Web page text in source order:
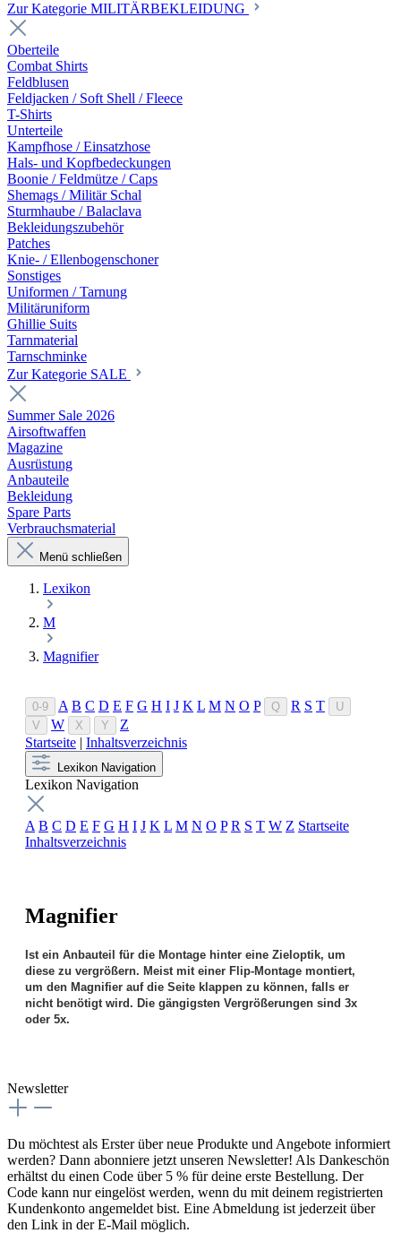
Zur Kategorie MILITÄRBEKLEIDUNG
Oberteile
Combat Shirts
Feldblusen
Feldjacken / Soft Shell / Fleece
T-Shirts
Unterteile
Kampfhose / Einsatzhose
Hals- und Kopfbedeckungen
Boonie / Feldmütze / Caps
Shemags / Militär Schal
Sturmhaube / Balaclava
Bekleidungszubehör
Patches
Knie- / Ellenbogenschoner
Sonstiges
Uniformen / Tarnung
Militäruniform
Ghillie Suits
Tarnmaterial
Tarnschminke
Zur Kategorie SALE
Summer Sale 2026
Airsoftwaffen
Magazine
Ausrüstung
Anbauteile
Bekleidung
Spare Parts
Verbrauchsmaterial
Menü schließen
Lexikon
M
Magnifier
0-9 A B C D E F G H I J K L M N O P Q R S T
U
V
W X Y
Z
Startseite | Inhaltsverzeichnis
Lexikon Navigation
Lexikon Navigation
A B C D E F G H I J K L M N O P R S T W Z Startseite
Inhaltsverzeichnis
Magnifier
Ist ein Anbauteil für die Montage hinter eine Zieloptik, um
diese zu vergrößern. Meist mit einer Flip-Montage montiert,
um den Magnifier auf die Seite klappen zu können, falls er
nicht benötigt wird. Die gängigsten Vergrößerungen sind 3x
oder 5x.
Newsletter
Du möchtest als Erster über neue Produkte und Angebote informiert
werden? Dann abonniere jetzt unseren Newsletter! Als Dankeschön
erhältst du einen Code über 5 % für deine erste Bestellung. Der
Code kann nur eingelöst werden, wenn du mit deinem registrierten
Kundenkonto angemeldet bist. Eine Abmeldung ist jederzeit über
den Link in der E-Mail möglich.